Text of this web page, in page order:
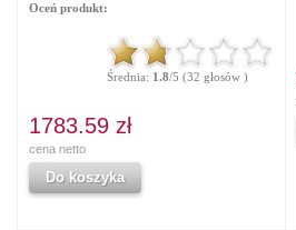
Oceń produkt:
Średnia: 1.8/5 (32 głosów )
1783.59 zł
cena netto
Do koszyka